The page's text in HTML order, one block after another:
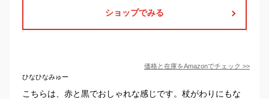
ショップでみる
価格と在庫をAmazonでチェック >>
ひなひなみゅー
こちらは、赤と黒でおしゃれな感じです。杖がわりにもな